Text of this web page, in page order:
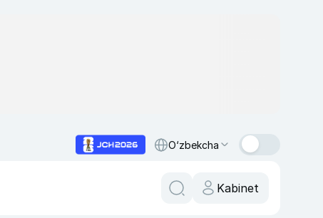
O‘zbekcha
Kabinet